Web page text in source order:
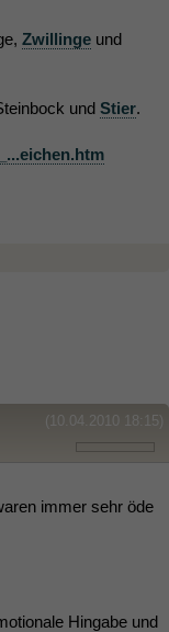
Zwillinge und
und Stier.
(10.04.2010 18:15)
immer sehr öde
Hingabe und